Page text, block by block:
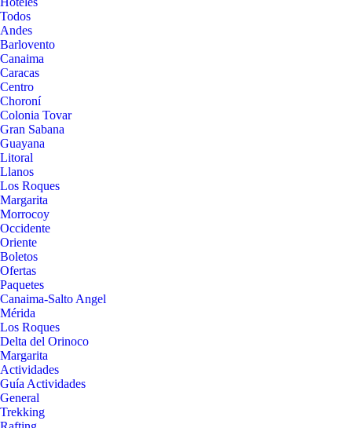
Todos
Andes
Barlovento
Canaima
Caracas
Centro
Choroní
Colonia Tovar
Gran Sabana
Guayana
Litoral
Llanos
Los Roques
Margarita
Morrocoy
Occidente
Oriente
Boletos
Ofertas
Paquetes
Canaima-Salto Angel
Mérida
Los Roques
Delta del Orinoco
Margarita
Actividades
Guía Actividades
General
Trekking